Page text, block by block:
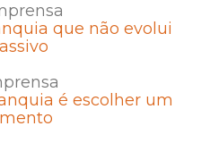
que não evolui
é escolher um